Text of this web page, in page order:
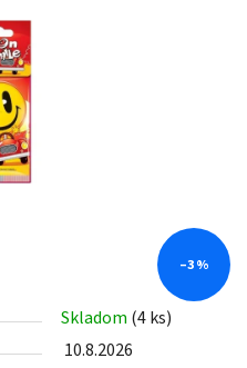
Skladom (4 ks)
10.8.2026
–3 %